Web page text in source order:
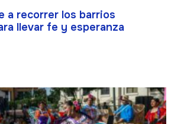
a recorrer los barrios
llevar fe y esperanza